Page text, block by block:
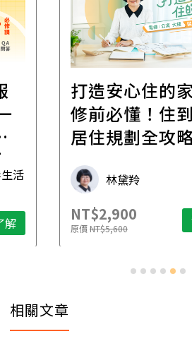
活
解
打造安心住的
修前必懂！住
居住規劃全攻
林黛羚
NT$2,900
原價NT$5,600
相關文章